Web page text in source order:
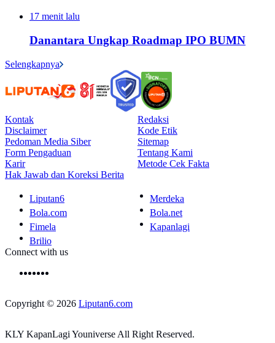
17 menit lalu
Danantara Ungkap Roadmap IPO BUMN
Selengkapnya
Kontak
Redaksi
Disclaimer
Kode Etik
Pedoman Media Siber
Sitemap
Form Pengaduan
Tentang Kami
Karir
Metode Cek Fakta
Hak Jawab dan Koreksi Berita
Liputan6
Merdeka
Bola.com
Bola.net
Fimela
Kapanlagi
Brilio
Connect with us
Copyright © 2026 Liputan6.com
KLY KapanLagi Youniverse All Right Reserved.